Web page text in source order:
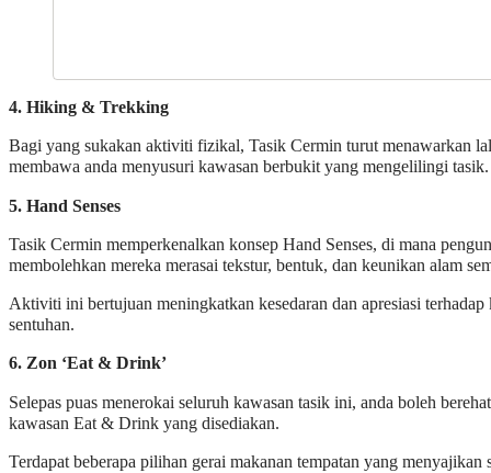
4. Hiking & Trekking
Bagi yang sukakan aktiviti fizikal, Tasik Cermin turut menawarkan
membawa anda menyusuri kawasan berbukit yang mengelilingi
5. Hand Senses
Tasik Cermin memperkenalkan konsep Hand Senses, di mana
membolehkan mereka merasai tekstur, bentuk, dan keunikan alam
Aktiviti ini bertujuan meningkatkan kesedaran dan apresiasi
sentuhan.
6. Zon ‘Eat & Drink’
Selepas puas menerokai seluruh kawasan tasik ini, anda boleh
kawasan Eat & Drink yang disediakan.
Terdapat beberapa pilihan gerai makanan tempatan yang